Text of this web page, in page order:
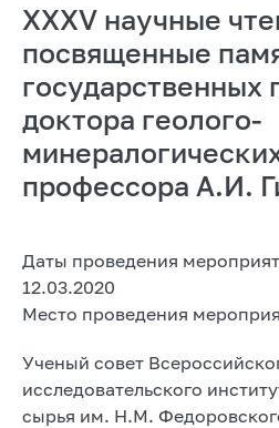
XXXV научные
посвященные
государственных
доктора геолого-
профессора А.И.
Даты проведения
12.03.2020
Место проведения
Ученый совет
исследовательского
сырья им. Н.М.